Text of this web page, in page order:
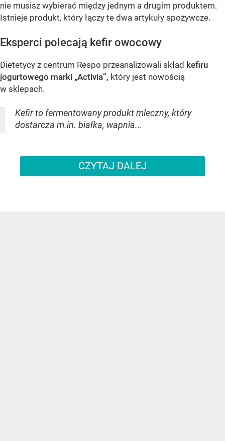
nie musisz wybierać między jednym a drugim produktem.
Istnieje produkt, który łączy te dwa artykuły spożywcze.
Eksperci polecają kefir owocowy
Dietetycy z centrum Respo przeanalizowali skład kefiru
jogurtowego marki „Activia”, który jest nowością
w sklepach.
Kefir to fermentowany produkt mleczny, który
dostarcza m.in. białka, wapnia...
CZYTAJ DALEJ